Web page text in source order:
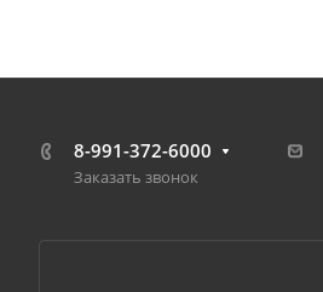
8-991-372-6000
Заказать звонок